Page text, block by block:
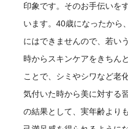
印象です。そのお手伝いを
います。40歳になったから
にはできませんので、若い
時からスキンケアをきちん
ことで、シミやシワなど老
気付いた時から美に対する
の結果として、実年齢より